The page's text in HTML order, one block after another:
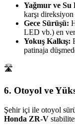
Yağmur ve
karşı
Gece Sürüşü:
LED vb.) en
Yokuş Kalkış:
patinaja
🛣️
6. Otoyol ve
Şehir içi ile otoyol
Honda ZR-V